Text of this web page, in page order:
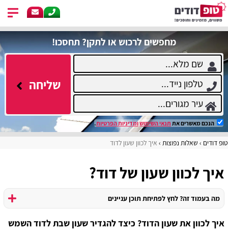
מחפשים לרכוש או לתקן? תחסכו!
שליחה
הנכם מאשרים את תנאי השימושומדיניות הפרטיות.
טופ דודים שאלות נפוצות איך לכוון שעון לדוד
איך לכוון שעון של דוד?
מה בעמוד זה? לחץ לפתיחת תוכן עניינים
איך לכוון את שעון הדוד? כיצד להגדיר שעון שבת לדוד השמש